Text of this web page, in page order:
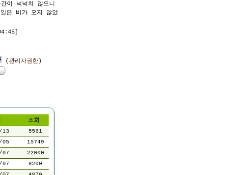
이 넉넉치 않으니
은 비가 오지 않았
(관리자권한)
조회
13
5581
05
15749
07
22000
07
8200